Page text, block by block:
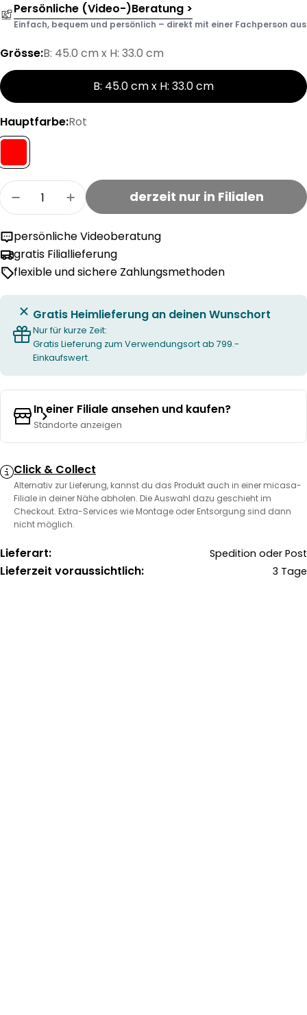
Persönliche (Video-)Beratung >
Einfach, bequem und persönlich – direkt mit einer Fachperson aus
Grösse:B: 45.0 cm x H: 33.0 cm
B: 45.0 cm x H: 33.0 cm
Hauptfarbe:Rot
Menge
Menge für AMIAS Tischset verringern
Menge für AMIAS Tischset erhöhen
derzeit nur in Filialen
persönliche Videoberatung
gratis Filiallieferung
flexible und sichere Zahlungsmethoden
Gratis Heimlieferung an deinen Wunschort
Nur für kurze Zeit:
Gratis Lieferung zum Verwendungsort ab 799.-
Einkaufswert.
In einer Filiale ansehen und kaufen?
Standorte anzeigen
Click & Collect
Alternativ zur Lieferung, kannst du das Produkt auch in einer micasa-
Filiale in deiner Nähe abholen. Die Auswahl dazu geschieht im
Checkout. Extra-Services wie Montage oder Entsorgung sind dann
nicht möglich.
Lieferart: Spedition oder Post
Lieferzeit voraussichtlich: 3 Tage